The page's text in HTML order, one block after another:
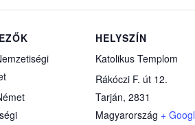
HELYSZÍN
Katolikus Templom
Rákóczi F. út 12.
Tarján, 2831
Magyarország +